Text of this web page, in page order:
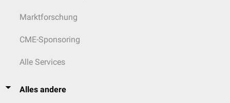
Marktforschung
CME-Sponsoring
Alle Services
Alles andere